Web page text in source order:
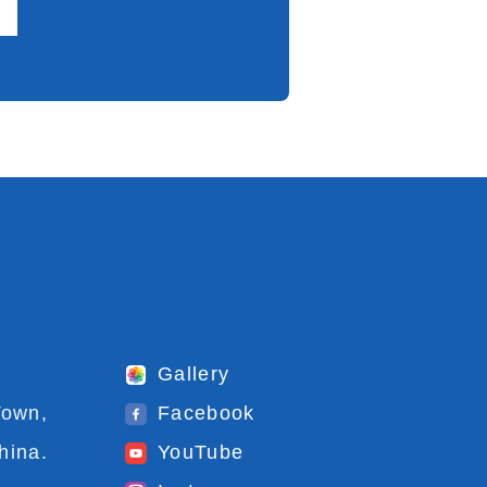
Gallery
Facebook
YouTube